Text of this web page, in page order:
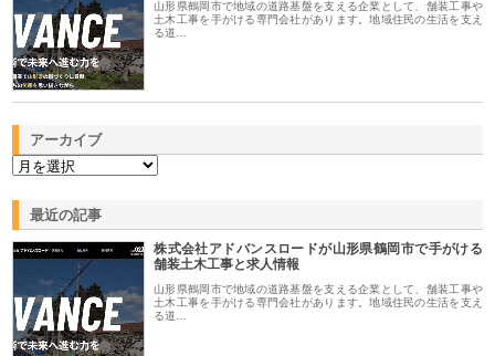
山形県鶴岡市で地域の道路基盤を支える企業として、舗装工事や
土木工事を手がける専門会社があります。地域住民の生活を支え
る道…
アーカイブ
最近の記事
株式会社アドバンスロードが山形県鶴岡市で手がける
舗装土木工事と求人情報
山形県鶴岡市で地域の道路基盤を支える企業として、舗装工事や
土木工事を手がける専門会社があります。地域住民の生活を支え
る道…